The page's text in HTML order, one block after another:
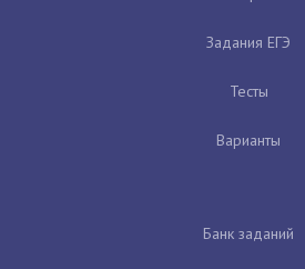
Задания ЕГЭ
Тесты
Варианты
Банк заданий